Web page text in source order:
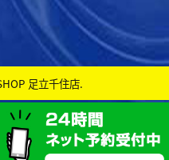
足立千住店.